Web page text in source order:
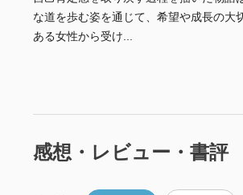
な道を歩む姿を通じて、希望や成長の大
ある女性から受け...
感想・レビュー・書評